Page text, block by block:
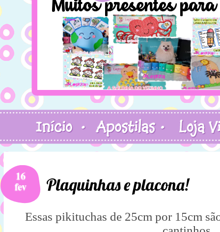
16
fev Plaquinhas e placona!
Essas pikituchas de 25cm por 15cm